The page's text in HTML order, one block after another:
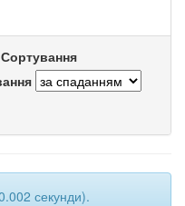
Сортування
секунди).